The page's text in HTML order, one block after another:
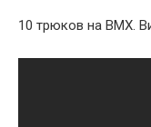
10 трюков на BMX.